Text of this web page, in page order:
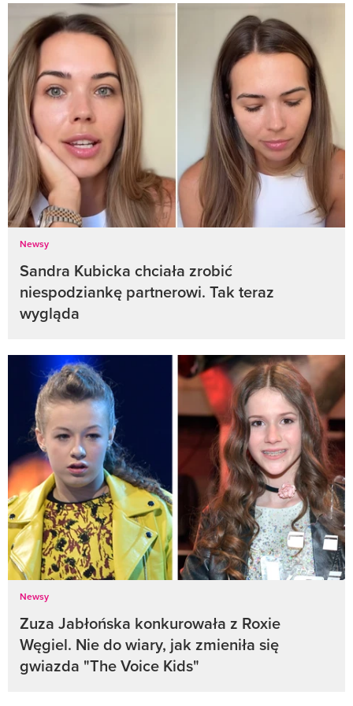
Newsy
Sandra Kubicka chciała zrobić
niespodziankę partnerowi. Tak teraz
wygląda
Newsy
Zuza Jabłońska konkurowała z Roxie
Węgiel. Nie do wiary, jak zmieniła się
gwiazda "The Voice Kids"